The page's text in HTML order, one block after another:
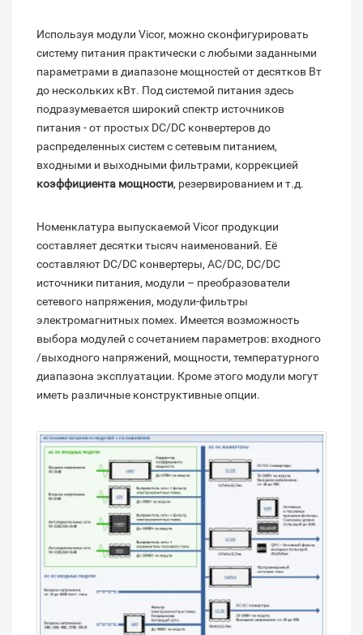
Используя модули Vicor, можно сконфигурировать
систему питания практически с любыми заданными
параметрами в диапазоне мощностей от десятков Вт
до нескольких кВт. Под системой питания здесь
подразумевается широкий спектр источников
питания - от простых DC/DC конвертеров до
распределенных систем с сетевым питанием,
входными и выходными фильтрами, коррекцией
коэффициента мощности, резервированием и т.д.
Номенклатура выпускаемой Vicor продукции
составляет десятки тысяч наименований. Её
составляют DC/DC конвертеры, AC/DC, DC/DC
источники питания, модули – преобразователи
сетевого напряжения, модули-фильтры
электромагнитных помех. Имеется возможность
выбора модулей с сочетанием параметров: входного
/выходного напряжений, мощности, температурного
диапазона эксплуатации. Кроме этого модули могут
иметь различные конструктивные опции.